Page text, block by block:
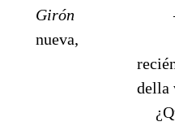
Girón —
nueva,
recién
della verso
¿Quién la